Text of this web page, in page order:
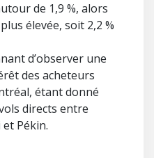
de 1,9 %, alors
élevée, soit 2,2 %
d’observer une
des acheteurs
étant donné
directs entre
Pékin.